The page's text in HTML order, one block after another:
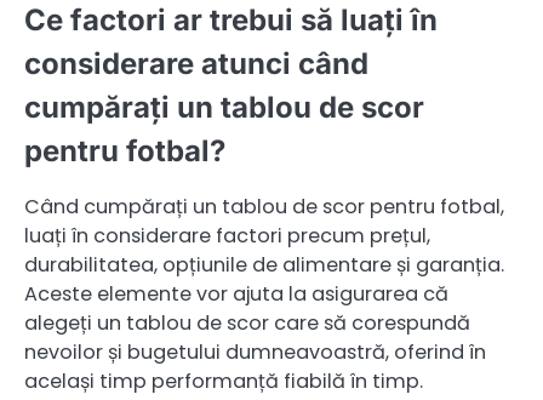
Ce factori ar trebui să luați în
considerare atunci când
cumpărați un tablou de scor
pentru fotbal?
Când cumpărați un tablou de scor pentru fotbal,
luați în considerare factori precum prețul,
durabilitatea, opțiunile de alimentare și garanția.
Aceste elemente vor ajuta la asigurarea că
alegeți un tablou de scor care să corespundă
nevoilor și bugetului dumneavoastră, oferind în
același timp performanță fiabilă în timp.